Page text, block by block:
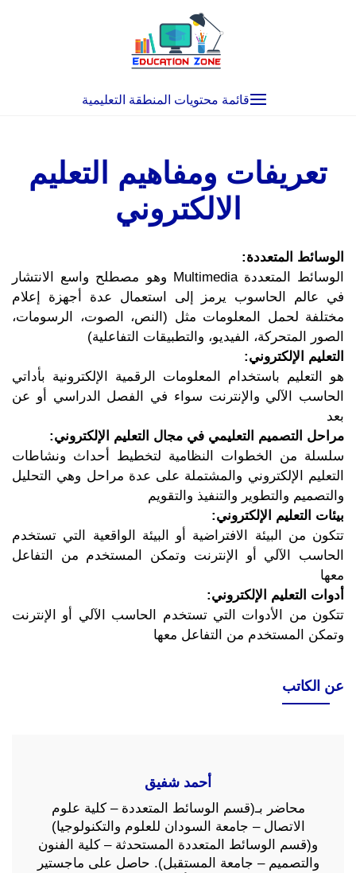
قائمة محتويات المنطقة التعليمية
تعريفات ومفاهيم التعليم
الالكتروني
الوسائط المتعددة:
الوسائط المتعددة Multimedia وهو مصطلح واسع الانتشار
في عالم الحاسوب يرمز إلى استعمال عدة أجهزة إعلام
مختلفة لحمل المعلومات مثل (النص، الصوت، الرسومات،
الصور المتحركة، الفيديو، والتطبيقات التفاعلية)
التعليم الإلكتروني:
هو التعليم باستخدام المعلومات الرقمية الإلكترونية بأداتي
الحاسب الآلي والإنترنت سواء في الفصل الدراسي أو عن
بعد
مراحل التصميم التعليمي في مجال التعليم الإلكتروني:
سلسلة من الخطوات النظامية لتخطيط أحداث ونشاطات
التعليم الإلكتروني والمشتملة على عدة مراحل وهي التحليل
والتصميم والتطوير والتنفيذ والتقويم
بيئات التعليم الإلكتروني:
تتكون من البيئة الافتراضية أو البيئة الواقعية التي تستخدم
الحاسب الآلي أو الإنترنت وتمكن المستخدم من التفاعل
معها
أدوات التعليم الإلكتروني:
تتكون من الأدوات التي تستخدم الحاسب الآلي أو الإنترنت
وتمكن المستخدم من التفاعل معها
عن الكاتب
أحمد شفيق
محاضر بـ(قسم الوسائط المتعددة – كلية علوم
الاتصال – جامعة السودان للعلوم والتكنولوجيا)
و(قسم الوسائط المتعددة المستحدثة – كلية الفنون
والتصميم – جامعة المستقبل). حاصل على ماجستير